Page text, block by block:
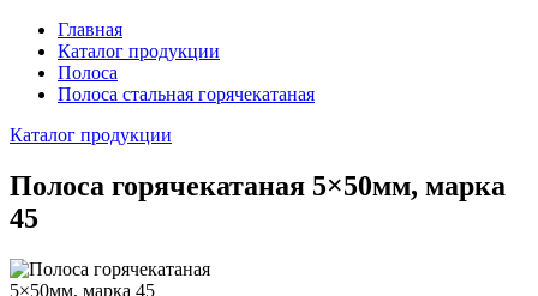
Главная
Каталог продукции
Полоса
Полоса стальная горячекатаная
Каталог продукции
Полоса горячекатаная 5×50мм, марка
45